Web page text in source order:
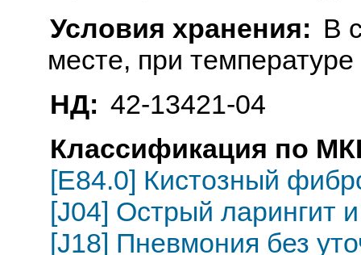
Условия хранения: В
месте, при
НД: 42-13421-04
Классификация по
[E84.0] Кистозный
[J04] Острый ларингит
[J18] Пневмония без